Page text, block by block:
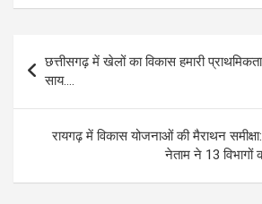
ce
b
o
o
k
se
n
g
er
at
A
p
p
e
gr
a
m
navigation
छत्तीसगढ़ में खेलों का विकास हमारी
साय….
रायगढ़ में विकास योजनाओं की मैराथन समीक्षा:
नेताम ने 13 विभागों